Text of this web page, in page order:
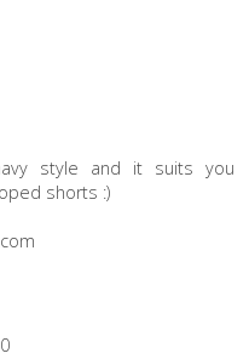
style and it suits you
shorts :)